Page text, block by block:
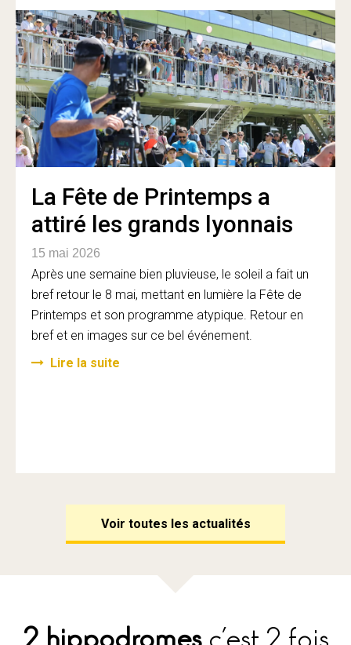
La Fête de Printemps a
attiré les grands lyonnais
15 mai 2026
Après une semaine bien pluvieuse, le soleil a fait un
bref retour le 8 mai, mettant en lumière la Fête de
Printemps et son programme atypique. Retour en
bref et en images sur ce bel événement.
Lire la suite
Voir toutes les actualités